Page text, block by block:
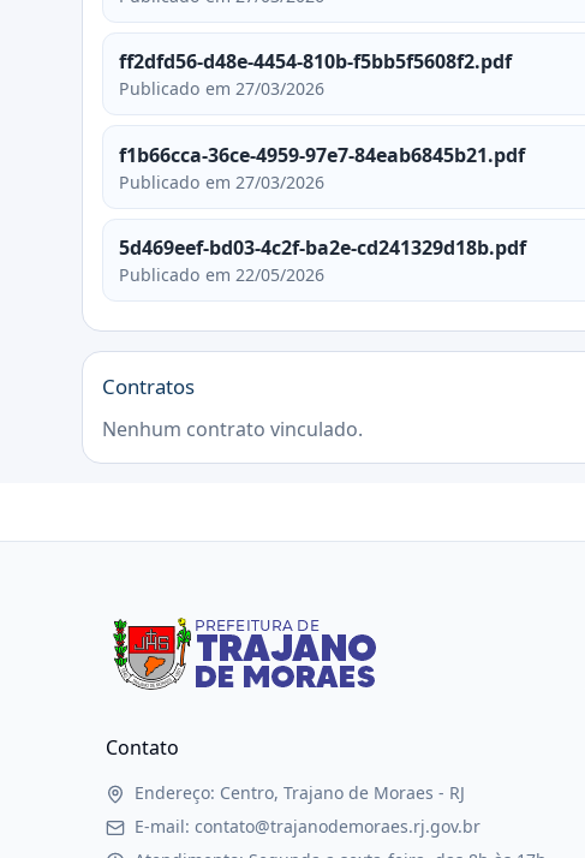
ff2dfd56-d48e-4454-810b-f5bb5f5608f2.pdf
Publicado em 27/03/2026
f1b66cca-36ce-4959-97e7-84eab6845b21.pdf
Publicado em 27/03/2026
5d469eef-bd03-4c2f-ba2e-cd241329d18b.pdf
Publicado em 22/05/2026
Contratos
Nenhum contrato vinculado.
Contato
Endereço: Centro, Trajano de Moraes - RJ
E-mail: contato@trajanodemoraes.rj.gov.br